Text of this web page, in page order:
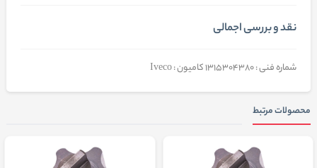
نقد و بررسی اجمالی
شماره فنی : 1315304380 کامیون : Iveco
محصولات مرتبط